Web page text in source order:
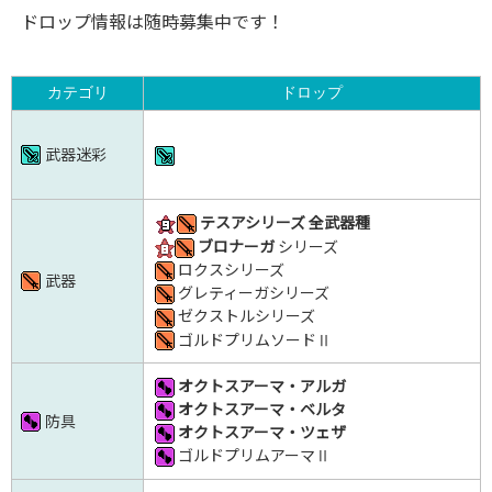
ドロップ情報は随時募集中です！
カテゴリ ドロップ
武器迷彩
武器
テスアシリーズ 全武器種
ブロナーガシリーズ
ロクスシリーズ
グレティーガシリーズ
ゼクストルシリーズ
ゴルドプリムソードⅡ
防具
オクトスアーマ・アルガ
オクトスアーマ・ベルタ
オクトスアーマ・ツェザ
ゴルドプリムアーマⅡ